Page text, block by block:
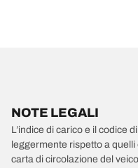
NOTE LEGALI
L’indice di carico e il codice
leggermente rispetto a
carta di circolazione del